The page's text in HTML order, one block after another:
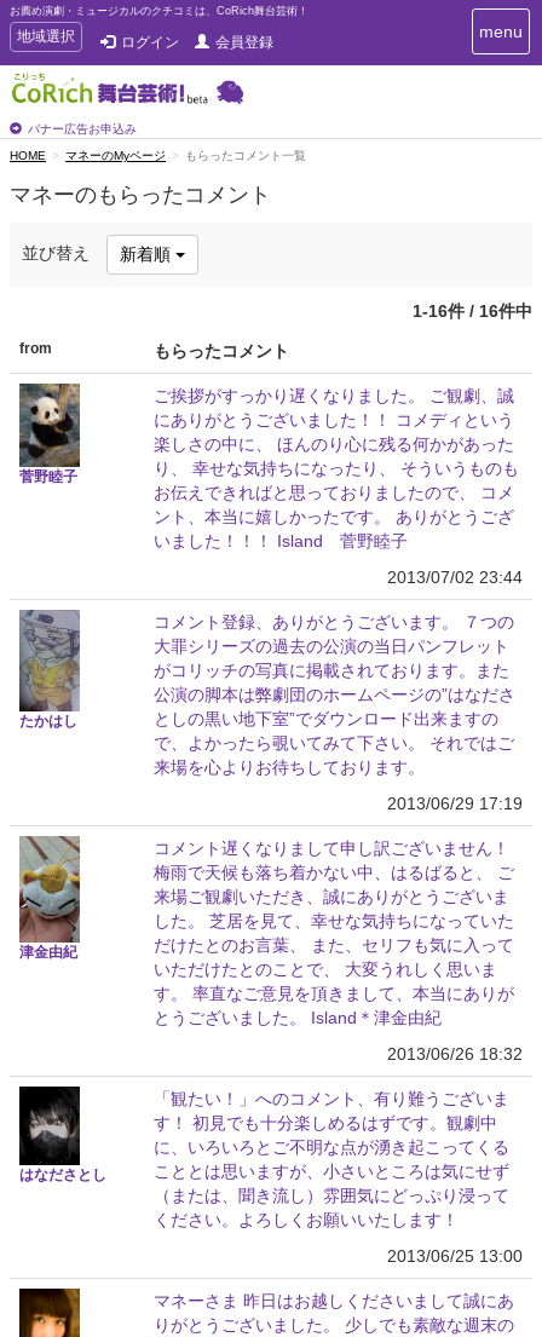
お薦め演劇・ミュージカルのクチコミは、CoRich舞台芸術！
T
o
g
g
e
n
v
a
n
地域選択 ログイン 会員登録
バナー広告お申込み
T
o
t
o
n
menu
HOME マネーのMyページ もらったコメント一覧
マネーのもらったコメント
並び替え 新着順
1-16件 / 16件中
from もらったコメント
菅野睦子
ご挨拶がすっかり遅くなりました。 ご観劇、誠
にありがとうございました！！ コメディという
楽しさの中に、 ほんのり心に残る何かがあった
り、 幸せな気持ちになったり、 そういうものも
お伝えできればと思っておりましたので、 コメ
ント、本当に嬉しかったです。 ありがとうござ
いました！！！ Island 菅野睦子
2013/07/02 23:44
たかはし
コメント登録、ありがとうございます。 ７つの
大罪シリーズの過去の公演の当日パンフレット
がコリッチの写真に掲載されております。また
公演の脚本は弊劇団のホームページの”はなださ
としの黒い地下室”でダウンロード出来ますの
で、よかったら覗いてみて下さい。 それではご
来場を心よりお待ちしております。
2013/06/29 17:19
津金由紀
コメント遅くなりまして申し訳ございません！
梅雨で天候も落ち着かない中、はるばると、 ご
来場ご観劇いただき、誠にありがとうございま
した。 芝居を見て、幸せな気持ちになっていた
だけたとのお言葉、 また、セリフも気に入って
いただけたとのことで、 大変うれしく思いま
す。 率直なご意見を頂きまして、本当にありが
とうございました。 Island＊津金由紀
2013/06/26 18:32
はなださとし
「観たい！」へのコメント、有り難うございま
す！ 初見でも十分楽しめるはずです。観劇中
に、いろいろとご不明な点が湧き起こってくる
こととは思いますが、小さいところは気にせず
（または、聞き流し）雰囲気にどっぷり浸って
ください。よろしくお願いいたします！
2013/06/25 13:00
マネーさま 昨日はお越しくださいまして誠にあ
りがとうございました。 少しでも素敵な週末の